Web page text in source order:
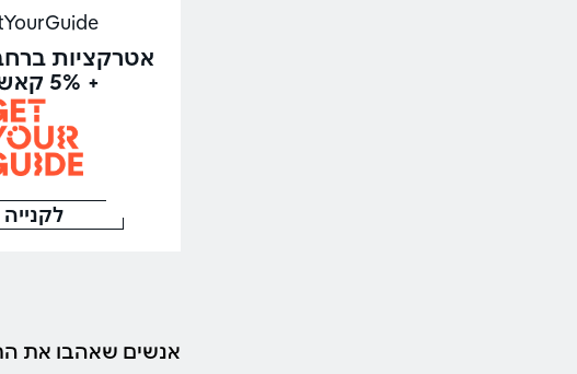
אטרקציות
+ 5% קאשבק
לקנייה
אנשים שאהבו את